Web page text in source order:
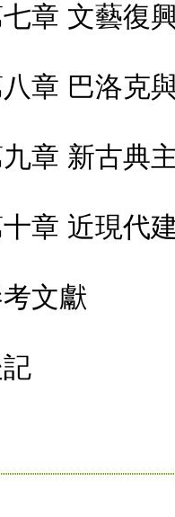
七章 文藝復
八章 巴洛克
九章 新古典
十章 近現代
考文獻
記